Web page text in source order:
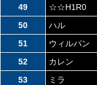
49
☆☆H1R0
50
ハル
51
ウィルパン
52
カレン
53
ミラ